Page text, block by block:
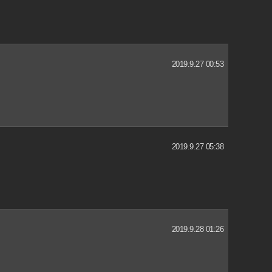
2019.9.27 00:53
2019.9.27 05:38
2019.9.28 01:26